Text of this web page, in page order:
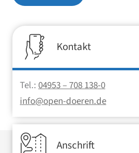
Kontakt
Tel.:04953 – 708 138-0
info@open-doeren.de
Anschrift